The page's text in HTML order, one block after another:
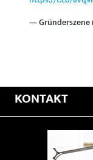
—
KONTAKT